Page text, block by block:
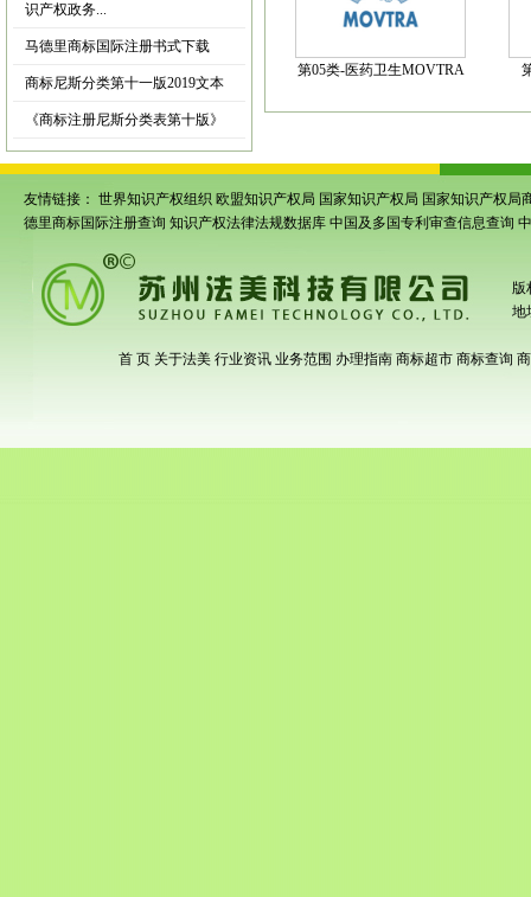
识产权政务...
马德里商标国际注册书式下载
商标尼斯分类第十一版2019文本
《商标注册尼斯分类表第十版》
第05类-医药卫生MOVTRA
友情链接： 世界知识产权组织 欧盟知识产权局 国家知识产权局 国家知识产权局
德里商标国际注册查询 知识产权法律法规数据库 中国及多国专利审查信息查询
版
地
首 页 关于法美 行业资讯 业务范围 办理指南 商标超市 商标查询